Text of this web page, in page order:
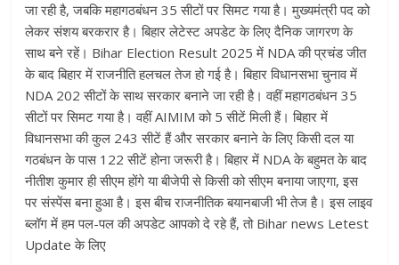
जा रही है, जबकि महागठबंधन 35 सीटों पर सिमट गया है। मुख्यमंत्री पद को
लेकर संशय बरकरार है। बिहार लेटेस्ट अपडेट के लिए दैनिक जागरण के
साथ बने रहें। Bihar Election Result 2025 में NDA की प्रचंड जीत
के बाद बिहार में राजनीति हलचल तेज हो गई है। बिहार विधानसभा चुनाव में
NDA 202 सीटों के साथ सरकार बनाने जा रही है। वहीं महागठबंधन 35
सीटों पर सिमट गया है। वहीं AIMIM को 5 सीटें मिली हैं। बिहार में
विधानसभा की कुल 243 सीटें हैं और सरकार बनाने के लिए किसी दल या
गठबंधन के पास 122 सीटें होना जरूरी है। बिहार में NDA के बहुमत के बाद
नीतीश कुमार ही सीएम होंगे या बीजेपी से किसी को सीएम बनाया जाएगा, इस
पर संस्पेंस बना हुआ है। इस बीच राजनीतिक बयानबाजी भी तेज है। इस लाइव
ब्लॉग में हम पल-पल की अपडेट आपको दे रहे हैं, तो Bihar news Letest
Update के लिए